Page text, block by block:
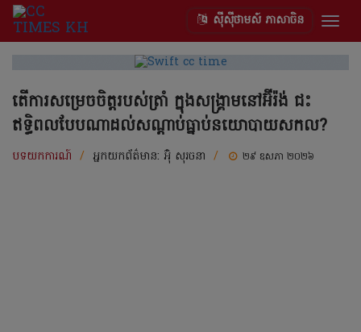
ស៊ីស៊ីថាមស៍ ភាសាចិន
តើការសម្រេចចិត្តរបស់ត្រាំ ក្នុងសង្រ្គាមនៅអ៊ីរ៉ង់ ជះ
ឥទ្ធិពលបែបណាដល់សណ្តាប់ធ្នាប់នយោបាយសកល?
បទយកការណ៍ / អ្នកយកព័ត៌មាន: អ៊ុំ សុរចនា / ២៩ ឧសភា ២០២៦